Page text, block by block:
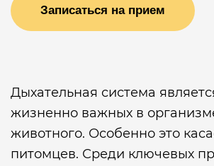
Записаться на прием
Дыхательная система
жизненно важных в
животного. Особенно это
питомцев. Среди ключевых